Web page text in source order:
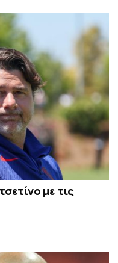
με τις